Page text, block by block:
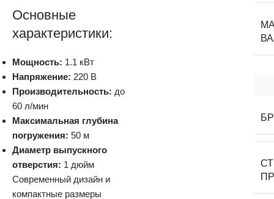
Основные
характеристики:
Мощность: 1.1 кВт
Напряжение: 220 В
Производительность: до
60 л/мин
Максимальная глубина
погружения: 50 м
Диаметр выпускного
отверстия: 1 дюйм
Современный дизайн и
компактные размеры